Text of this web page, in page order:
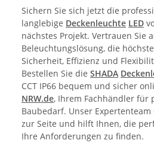
Sichern Sie sich jetzt die
langlebige Deckenleuchte LED
nächstes Projekt. Vertrauen Sie
Beleuchtungslösung, die
Sicherheit, Effizienz und
Bestellen Sie die SHADA
CCT IP66 bequem und sicher
NRW.de, Ihrem Fachhändler für
Baubedarf. Unser
zur Seite und hilft Ihnen, die
Ihre Anforderungen zu finden.